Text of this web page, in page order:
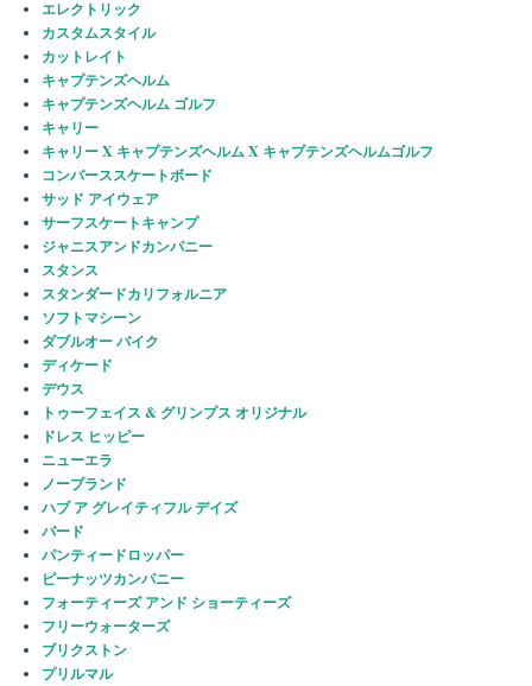
エレクトリック
カスタムスタイル
カットレイト
キャプテンズヘルム
キャプテンズヘルム ゴルフ
キャリー
キャリー X キャプテンズヘルム X キャプテンズヘルムゴルフ
コンバーススケートボード
サッド アイウェア
サーフスケートキャンプ
ジャニスアンドカンパニー
スタンス
スタンダードカリフォルニア
ソフトマシーン
ダブルオー バイク
ディケード
デウス
トゥーフェイス & グリンプス オリジナル
ドレス ヒッピー
ニューエラ
ノーブランド
ハブ ア グレイティフル デイズ
バード
パンティードロッパー
ピーナッツカンパニー
フォーティーズ アンド ショーティーズ
フリーウォーターズ
ブリクストン
プリルマル